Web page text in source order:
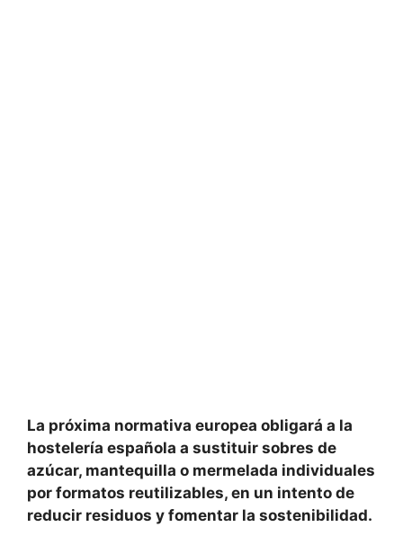
La próxima normativa europea obligará a la
hostelería española a sustituir sobres de
azúcar, mantequilla o mermelada individuales
por formatos reutilizables, en un intento de
reducir residuos y fomentar la sostenibilidad.